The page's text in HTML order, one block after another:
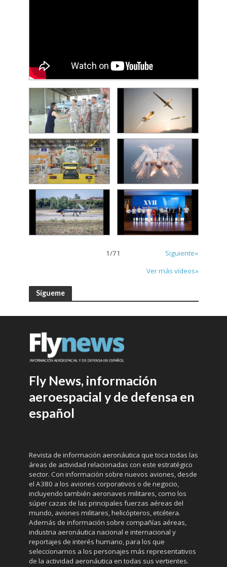
1/71
Siguiente»
Ver más vídeos»
Sígueme
Fly News, información
aeroespacial y de defensa en
español
Revista de información aeronáutica que toca todas las
áreas de actividad relacionadas con este estratégico
sector. Con información sobre nuevos aviones, desde
el A380 a los aviones corporativos o de negocio,
incluyendo también aeronaves militares, como los
súper cazas de las principales fuerzas aéreas del
mundo, aviones militares, helicópteros, etcétera.
Además de información sobre compañías aéreas,
industria aeronáutica nacional e internacional y
reportajes de interés humano, para los que
seleccionamos a los personajes más representativos
de la actividad aeronáutica en todas sus vertientes.